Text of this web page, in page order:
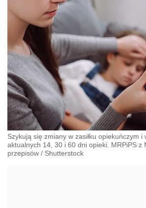
pracą i pomocą socjalną.
Szykują się zmiany w zasiłku opiekuńczym i
aktualnych 14, 30 i 60 dni opieki. MRPiPS z
przepisów / Shutterstock